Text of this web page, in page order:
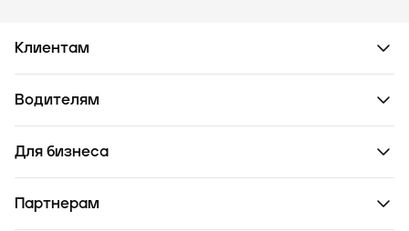
Клиентам
Водителям
Для бизнеса
Партнерам